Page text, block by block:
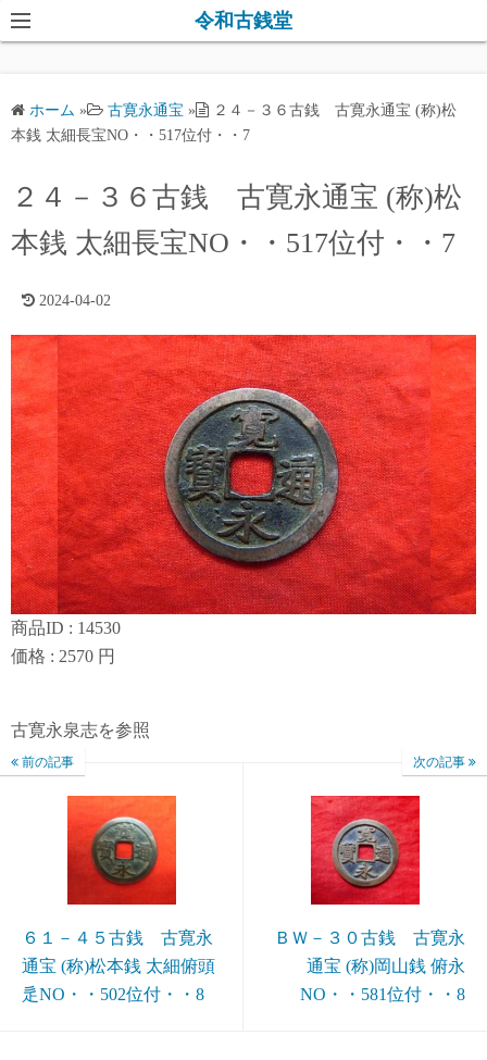
コ
ン
ッ
令和古銭堂
ホーム » 古寛永通宝 »
２４－３６古銭 古寛永通宝 (称)松
本銭 太細長宝NO・・517位付・・7
２４－３６古銭 古寛永通宝 (称)松
本銭 太細長宝NO・・517位付・・7
2024-04-02
商品ID : 14530
価格 : 2570 円
古寛永泉志を参照
前の記事
６１－４５古銭 古寛永
通宝 (称)松本銭 太細俯頭
辵NO・・502位付・・8
次の記事
ＢＷ－３０古銭 古寛永
通宝 (称)岡山銭 俯永
NO・・581位付・・8